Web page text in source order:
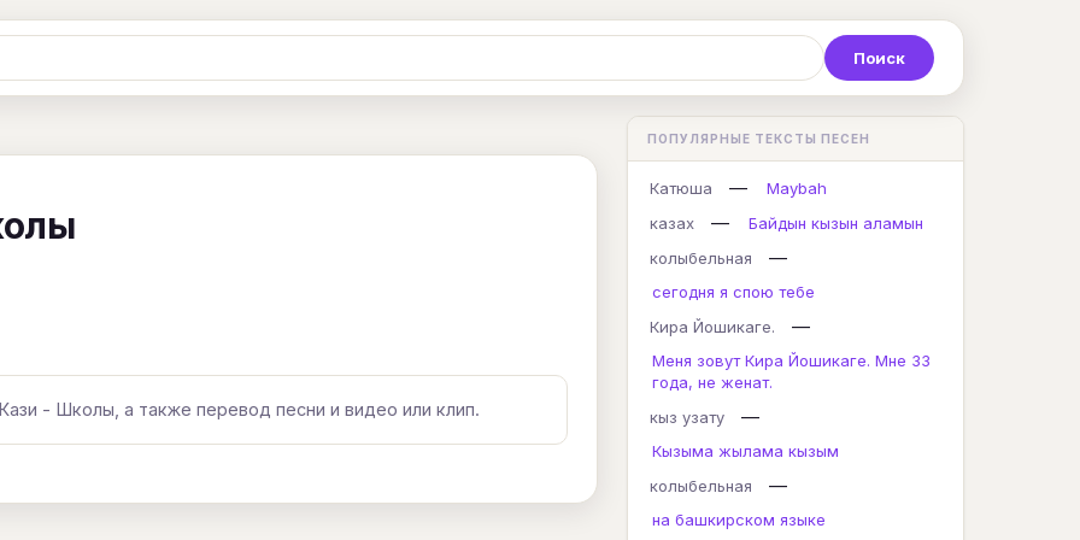
С Т У Ф Х Ц
L M N O P Q
Y
- Школы, а также перевод песни и видео или клип.
ПОПУЛЯРНЫЕ ТЕКСТЫ ПЕСЕН
Катюша —
Maybah
казах
—
Байдын кызын аламын
колыбельная
—
сегодня я спою тебе
Кира Йошикаге.
—
Меня зовут Кира Йошикаге. Мне 33
года, не женат.
кыз узату
—
Кызыма жылама кызым
колыбельная
—
на башкирском языке